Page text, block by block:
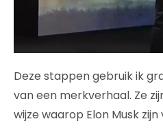
Deze stappen gebruik ik
van een merkverhaal. Ze
wijze waarop Elon Musk